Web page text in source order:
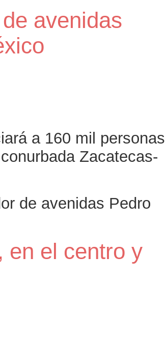
avenidas
a 160 mil personas
Zacatecas-
de avenidas Pedro
en el centro y